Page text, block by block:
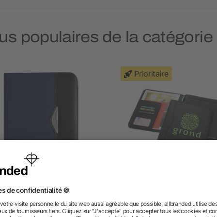
populaires de la
A4 en polyester
600D
Prioritaire